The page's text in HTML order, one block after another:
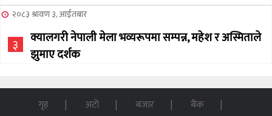
२०८३ श्रावण ३, आईतबार
३
क्यालगरी नेपाली मेला भव्यरूपमा सम्पन्न, महेश र अस्मिताले
झुमाए दर्शक
NCSC को अध्यक्ष पदको लागी सूर्य अधिकारीको उम्मेदवारी
गृह अटो बजार
बैंक